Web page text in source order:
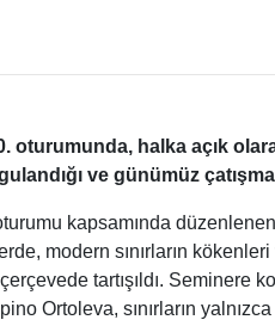
halka açık
ve günümüz
kapsamında
modern sınırların
tartışıldı. Seminere
Ortoleva, sınırların yalnızca